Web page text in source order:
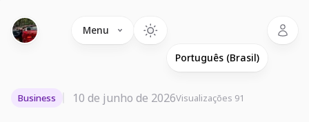
Menu
Business 10 de junho de 2026Visualizações 91